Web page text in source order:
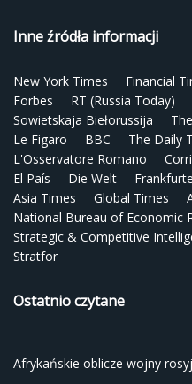
Inne źródła informacji
New York Times Financial
Forbes
RT (Russia Today)
Sowietskaja Biełorussija
Le Figaro
BBC The Daily
L'Osservatore Romano
El País
Die Welt
Asia Times
Global Times
National Bureau of Economic
Strategic & Competitive
Stratfor
Ostatnio czytane
Afrykańskie oblicze wojny